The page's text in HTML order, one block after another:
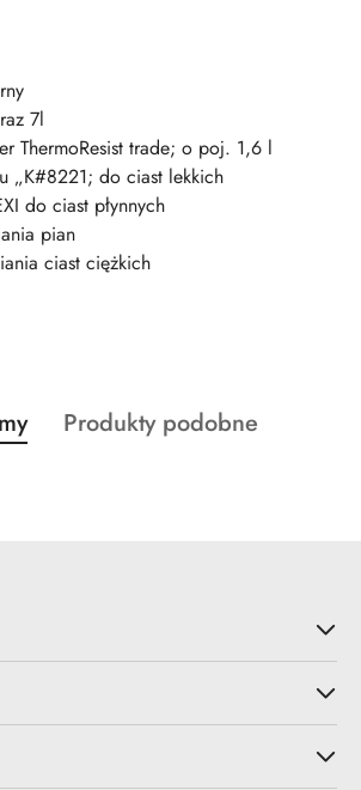
7l
ThermoResist trade; o poj. 1,6 l
„K#8221; do ciast lekkich
do ciast płynnych
pian
ciast ciężkich
produktów
Produkty
Produkty podobne